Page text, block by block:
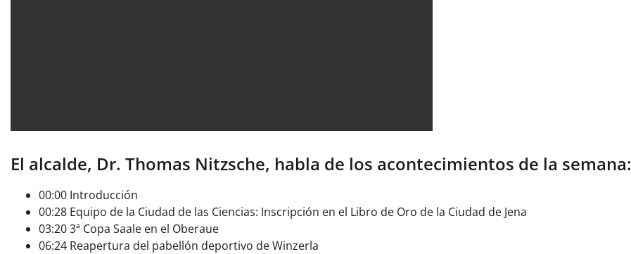
El alcalde, Dr. Thomas Nitzsche, habla de los acontecimientos de la semana:
00:00 Introducción
00:28 Equipo de la Ciudad de las Ciencias: Inscripción en el Libro de Oro de la Ciudad de Jena
03:20 3ª Copa Saale en el Oberaue
06:24 Reapertura del pabellón deportivo de Winzerla